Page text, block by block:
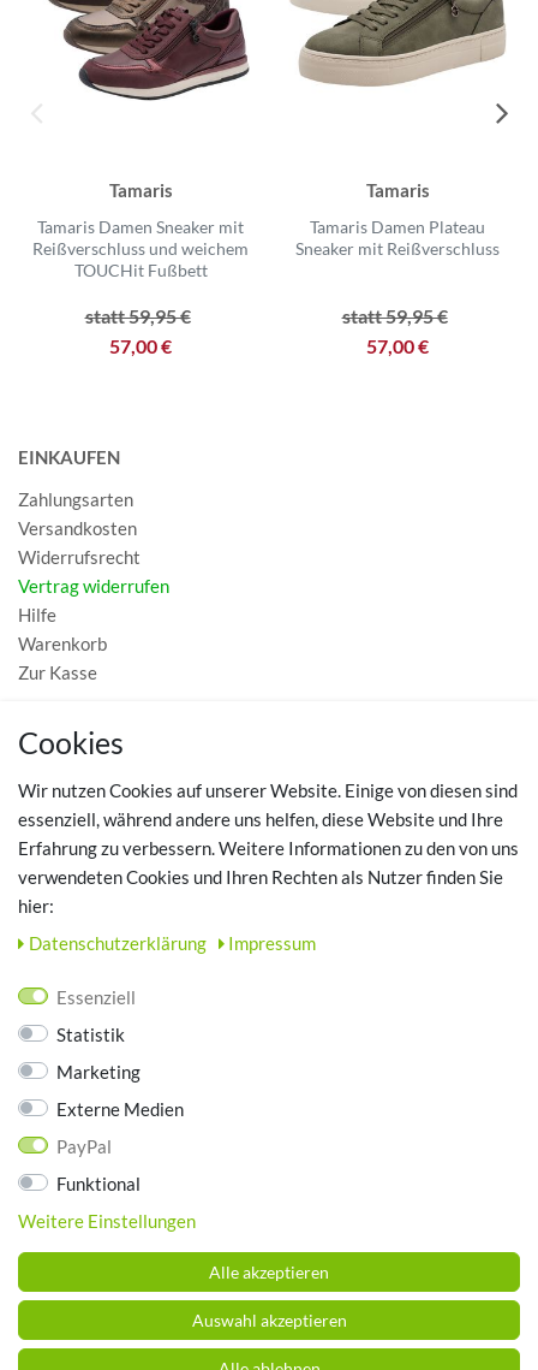
Tamaris
Tamaris Damen Sneaker mit
Reißverschluss und weichem
TOUCHit Fußbett
statt 59,95 €
57,00 €
Tamaris
Tamaris Damen Plateau
Sneaker mit Reißverschluss
statt 59,95 €
57,00 €
EINKAUFEN
Zahlungsarten
Versandkosten
Widerrufsrecht
Vertrag widerrufen
Hilfe
Warenkorb
Zur Kasse
MEIN KONTO
TOP SCHUHTHEMEN
Hausschuhe - Bequeme Schuhe für zuhause
Datenschutz
AGB
Impressum
ZAHLUNGSARTEN
Cookies
Wir nutzen Cookies auf unserer Website. Einige von diesen sind
essenziell, während andere uns helfen, diese Website und Ihre
Erfahrung zu verbessern. Weitere Informationen zu den von uns
verwendeten Cookies und Ihren Rechten als Nutzer finden Sie
hier:
Daten­schutz­erklärung
Impressum
Essenziell
Statistik
Marketing
Externe Medien
PayPal
Funktional
Weitere Einstellungen
Alle akzeptieren
Auswahl akzeptieren